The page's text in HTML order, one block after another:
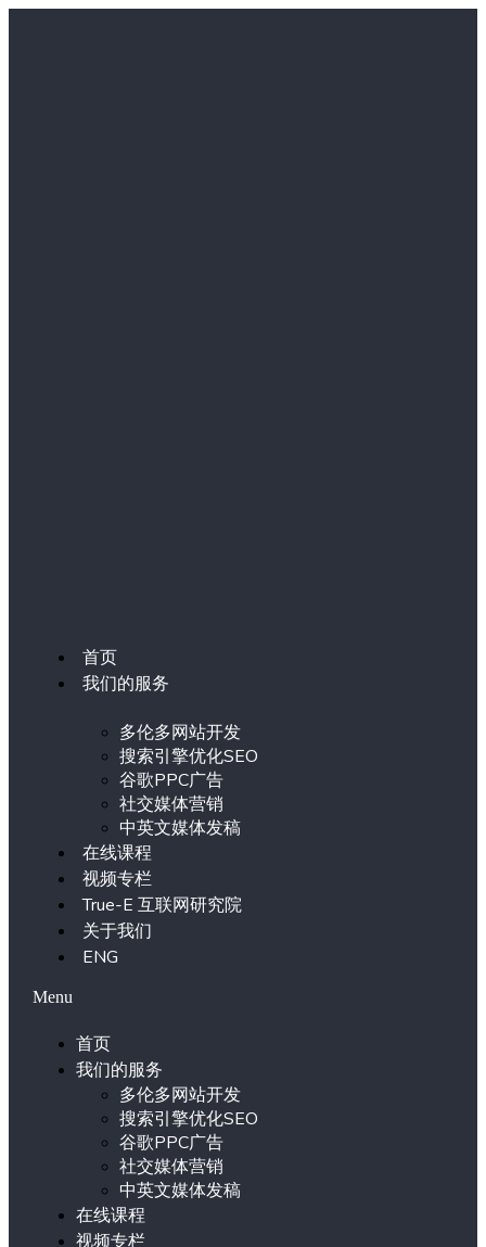
首页
我们的服务
多伦多网站开发
搜索引擎优化SEO
谷歌PPC广告
社交媒体营销
中英文媒体发稿
在线课程
视频专栏
True-E 互联网研究院
关于我们
ENG
Menu
首页
我们的服务
多伦多网站开发
搜索引擎优化SEO
谷歌PPC广告
社交媒体营销
中英文媒体发稿
在线课程
视频专栏